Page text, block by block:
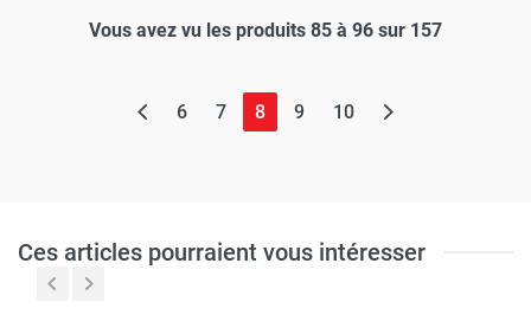
Vous avez vu les produits 85 à 96 sur 157
6 7 8(page actuelle)
9 10
Ces articles pourraient vous intéresser